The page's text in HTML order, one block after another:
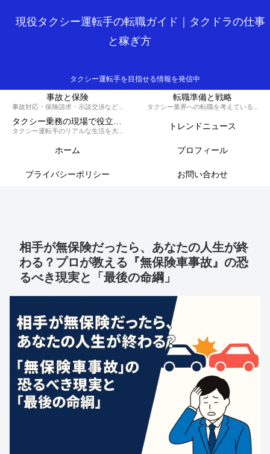
現役タクシー運転手の転職ガイド｜タクドラの仕事
と稼ぎ方
タクシー運転手を目指せる情報を発信中
事故と保険
事故対応・保険請求・示談交渉など、損しないための知識と対策を解説するカテゴリです。
転職準備と戦略
タクシー業界への転職を考えている方へ、履歴書の書き方や面接対策、必要な資格など、スムーズに転職を成功させるための戦略を解説します。
タクシー乗務の現場で役立つ実務集
タクシー運転手のリアルな生活を大公開！70歳現役ドライバーの晩御飯から転職のコツ、稼ぐノウハウ、トラブル回避術、外国人対応まで、タクシードライバーのライフスタイルをまるっとお届けします。 トレンドニュース
ホーム プロフィール
プライバシーポリシー お問い合わせ
相手が無保険だったら、あなたの人生が終
わる？プロが教える『無保険車事故』の恐
るべき現実と「最後の命綱」